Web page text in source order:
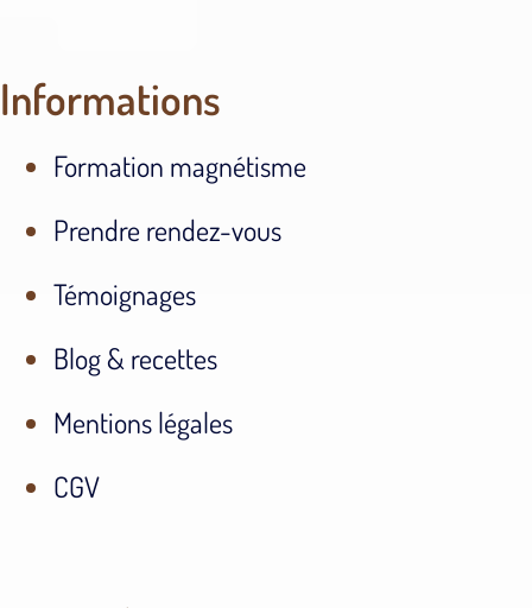
Informations
Formation magnétisme
Prendre rendez-vous
Témoignages
Blog & recettes
Mentions légales
CGV